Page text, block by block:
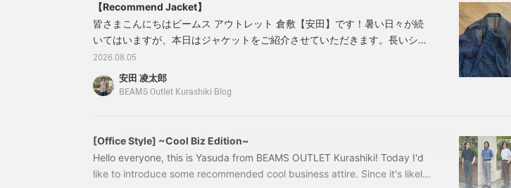
ない、絶妙なバランスの2
パッチのオーセンティック
なディテールになり、オン
オフ問わず、合わせて頂け
ます。ラペルの返りが非常
に美しい仕上がりで、英国
的なチェック柄になり、ト
ラディショナルで上品な雰
素材を採用し、さらりとし
た着心地で、春から秋にか
けて、ロングシーズン着用
可能になっております。サ
た。夏のビジネスウェアの
は、薄手で軽く、さらりと
で、インディゴのジャケッ
な機能性と、ビジネスシー
ンにふさわしい清潔感を両
立させたコーディネート。
【Recommend Jacket】
皆さまこんにちはビームス アウトレット 倉敷【安田】です！暑い日々が続
いてはいますが、本日はジャケットをご紹介させていただきます。長いシー
ズンでご着用いただけるものですのでSALEになったこの機会に改めてのご
紹介です！それではさっそく参ります！41160294375BEAMS HEART ジャ
ージプリント 2ボタン ジャケットカラー：グレー、ネイビーサイズ：S、
2026.08.05
安田 凌太郎
BEAMS Outlet Kurashiki Blog
[Office Style] ~Cool Biz Edition~
Hello everyone, this is Yasuda from BEAMS OUTLET Kurashiki! Today I'd
like to introduce some recommended cool business attire. Since it's likely